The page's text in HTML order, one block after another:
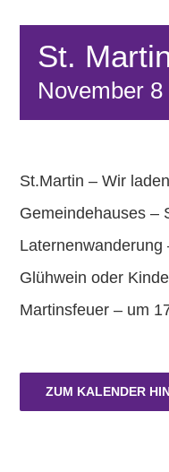
KONTAKT
St.
November
St.Martin – Wir
Gemeindehauses –
Glühwein oder
Martinsfeuer – um
ZUM KALENDER